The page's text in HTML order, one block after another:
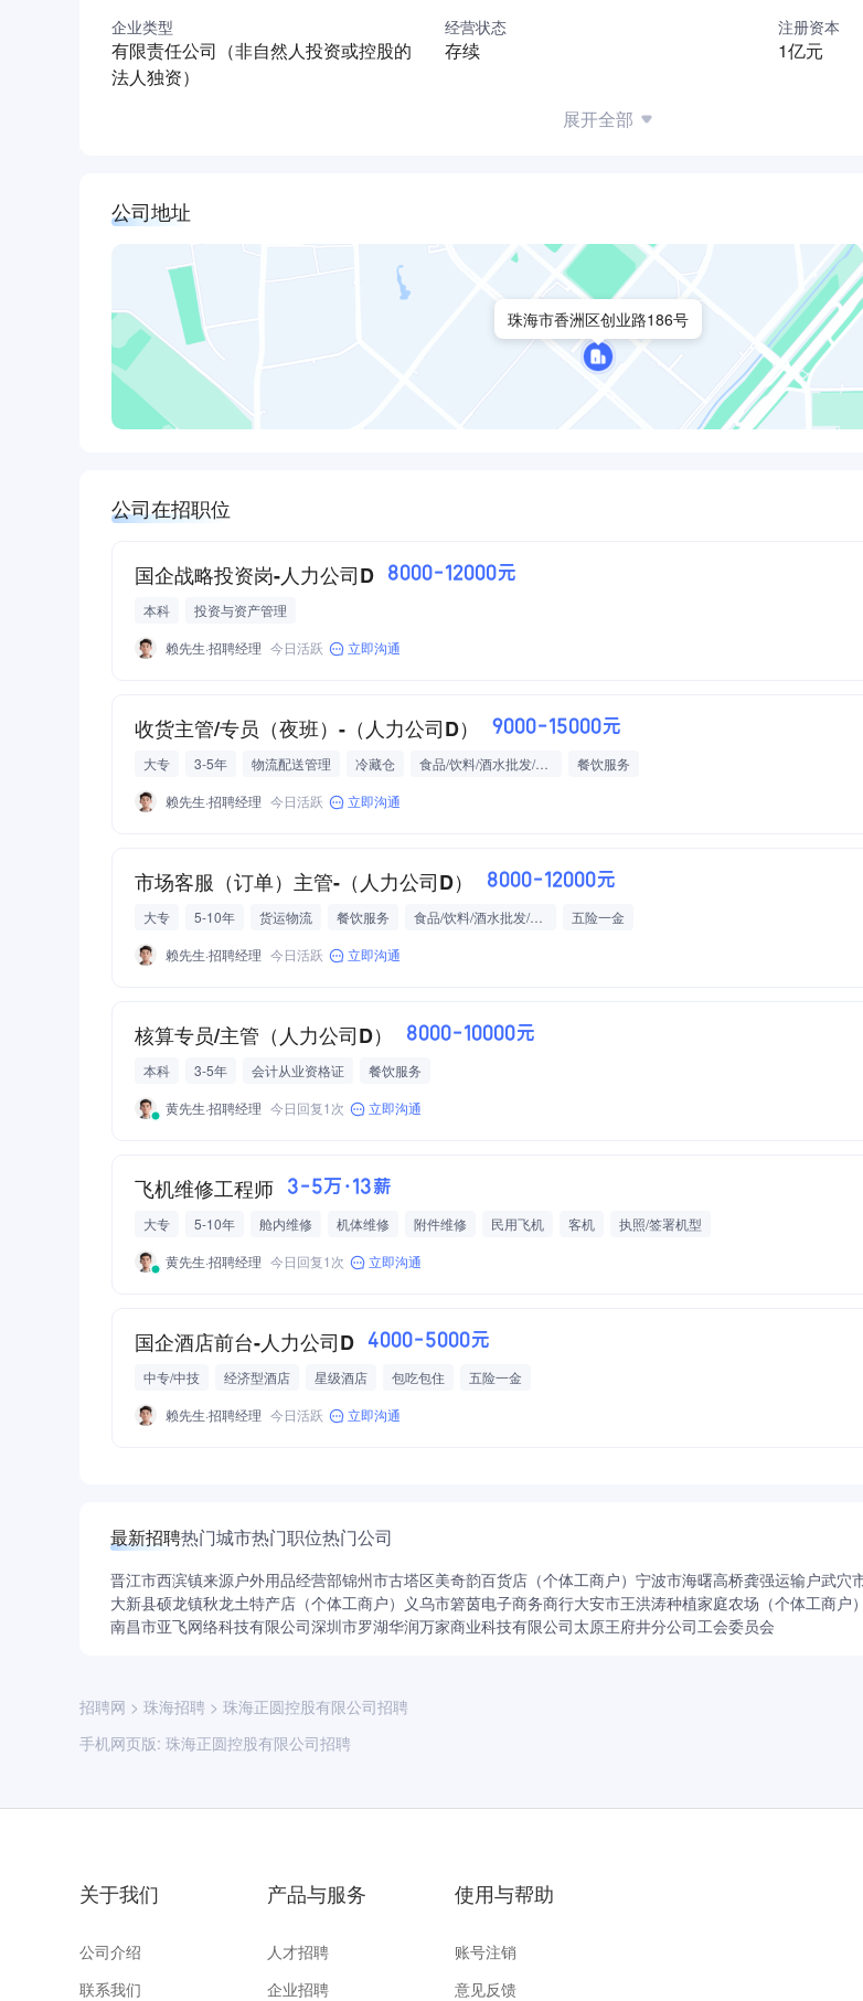
位、珠海市质量协会理事单位、珠海市青年就业见习基地；荣获2019年度广东省法治文化建设示
续三年获广东省守合同重信用企业。2022年以来，下属正圆城服公司、正圆市政公司、正圆环境
认定为“高新科技企业”。
走进新时代，展望新征程，贯彻新思想，明确新目标。正圆控股将秉持公司“智慧城市管家”战略
企业类型
有限责任公司（非自然人投资或控股的
法人独资）
经营状态
存续
注册资本
1亿元
展开全部
公司地址
珠海市香洲区创业路186号
公司在招职位
国企战略投资岗-人力公司D 8000-12000元
本科
投资与资产管理
赖先生·招聘经理 今日活跃 立即沟通
收货主管/专员（夜班）-（人力公司D） 9000-15000元
大专 3-5年 物流配送管理 冷藏仓 食品/饮料/酒水批发/零售/贸易
餐饮服务
赖先生·招聘经理 今日活跃 立即沟通
市场客服（订单）主管-（人力公司D） 8000-12000元
大专 5-10年 货运物流 餐饮服务 食品/饮料/酒水批发/零售/贸易
五险一金
赖先生·招聘经理 今日活跃 立即沟通
核算专员/主管（人力公司D） 8000-10000元
本科 3-5年 会计从业资格证
餐饮服务
黄先生·招聘经理 今日回复1次 立即沟通
飞机维修工程师 3-5万·13薪
大专 5-10年 舱内维修 机体维修 附件维修 民用飞机 客机
执照/签署机型
黄先生·招聘经理 今日回复1次 立即沟通
国企酒店前台-人力公司D 4000-5000元
中专/中技 经济型酒店 星级酒店 包吃包住
五险一金
赖先生·招聘经理 今日活跃 立即沟通
最新招聘热门城市热门职位热门公司
晋江市西滨镇来源户外用品经营部锦州市古塔区美奇韵百货店（个体工商户） 宁波市海曙高桥龚强运输户武穴
大新县硕龙镇秋龙土特产店（个体工商户） 义乌市箬茵电子商务商行大安市王洪涛种植家庭农场（个体工商户）
南昌市亚飞网络科技有限公司深圳市罗湖华润万家商业科技有限公司太原王府井分公司工会委员会
招聘网 > 珠海招聘 > 珠海正圆控股有限公司招聘
手机网页版: 珠海正圆控股有限公司招聘
关于我们
公司介绍
联系我们
产品与服务
人才招聘
企业招聘
使用与帮助
账号注销
意见反馈